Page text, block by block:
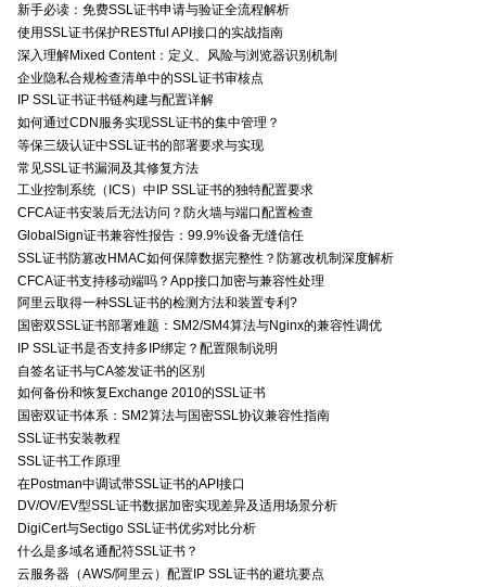
新手必读：免费SSL证书申请与验证全流程解析
使用SSL证书保护RESTful API接口的实战指南
深入理解Mixed Content：定义、风险与浏览器识别机制
企业隐私合规检查清单中的SSL证书审核点
IP SSL证书证书链构建与配置详解
如何通过CDN服务实现SSL证书的集中管理？
等保三级认证中SSL证书的部署要求与实现
常见SSL证书漏洞及其修复方法
工业控制系统（ICS）中IP SSL证书的独特配置要求
CFCA证书安装后无法访问？防火墙与端口配置检查
GlobalSign证书兼容性报告：99.9%设备无缝信任
SSL证书防篡改HMAC如何保障数据完整性？防篡改机制深度解析
CFCA证书支持移动端吗？App接口加密与兼容性处理
阿里云取得一种SSL证书的检测方法和装置专利?
国密双SSL证书部署难题：SM2/SM4算法与Nginx的兼容性调优
IP SSL证书是否支持多IP绑定？配置限制说明
自签名证书与CA签发证书的区别
如何备份和恢复Exchange 2010的SSL证书
国密双证书体系：SM2算法与国密SSL协议兼容性指南
SSL证书安装教程
SSL证书工作原理
在Postman中调试带SSL证书的API接口
DV/OV/EV型SSL证书数据加密实现差异及适用场景分析
DigiCert与Sectigo SSL证书优劣对比分析
什么是多域名通配符SSL证书？
云服务器（AWS/阿里云）配置IP SSL证书的避坑要点